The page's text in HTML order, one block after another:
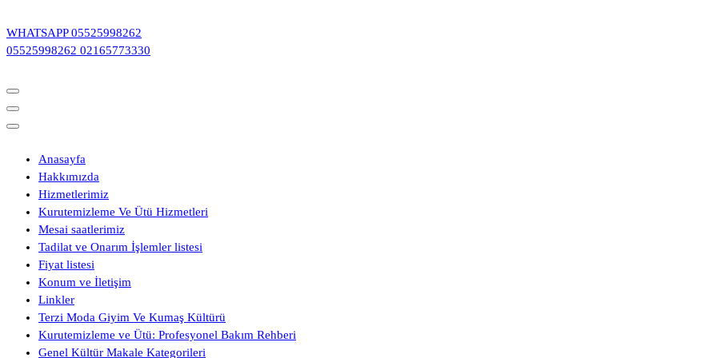
geç
WHATSAPP 05525998262
05525998262 02165773330
Anasayfa
Hakkımızda
Hizmetlerimiz
Kurutemizleme Ve Ütü Hizmetleri
Mesai saatlerimiz
Tadilat ve Onarım İşlemler listesi
Fiyat listesi
Konum ve İletişim
Linkler
Terzi Moda Giyim Ve Kumaş Kültürü
Kurutemizleme ve Ütü: Profesyonel Bakım Rehberi
Genel Kültür Makale Kategorileri